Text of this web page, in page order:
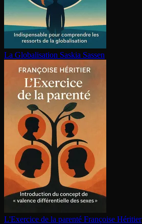
La Glo­ba­li­sa­tion Saskia Sassen
L'Exercice de la parenté Françoise Héritier